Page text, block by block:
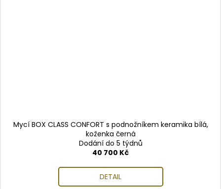
Mycí BOX CLASS CONFORT s podnožníkem keramika bílá,
koženka černá
Dodání do 5 týdnů
40 700 Kč
DETAIL